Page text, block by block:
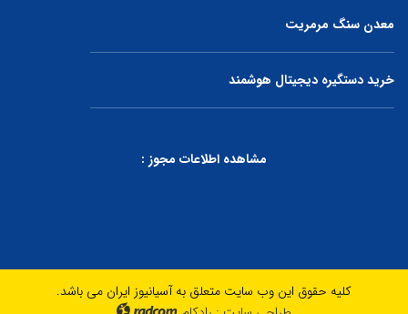
معدن سنگ مرمریت
خرید دستگیره دیجیتال هوشمند
مشاهده اطلاعات مجوز :
کلیه حقوق این وب سایت متعلق به آسیانیوز ایران می باشد.